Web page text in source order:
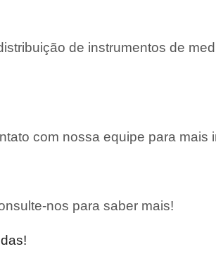
de instrumentos de
com nossa equipe para mais
nos para saber mais!